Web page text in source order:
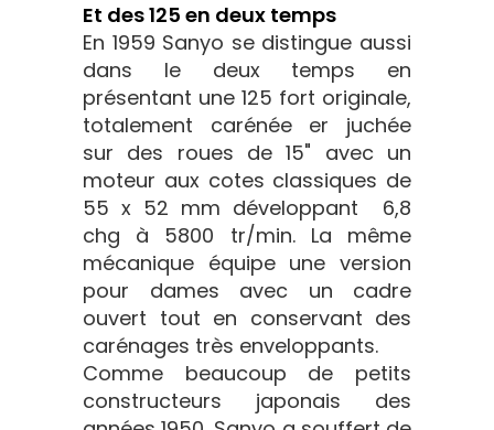
Et des 125 en deux temps
En 1959 Sanyo se distingue aussi
dans le deux temps en
présentant une 125 fort originale,
totalement carénée er juchée
sur des roues de 15" avec un
moteur aux cotes classiques de
55 x 52 mm développant 6,8
chg à 5800 tr/min. La même
mécanique équipe une version
pour dames avec un cadre
ouvert tout en conservant des
carénages très enveloppants.
Comme beaucoup de petits
constructeurs japonais des